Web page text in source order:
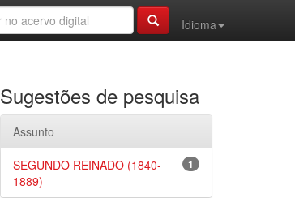
Idioma
Sugestões de pesquisa
Assunto
1
SEGUNDO REINADO (1840-
1889)